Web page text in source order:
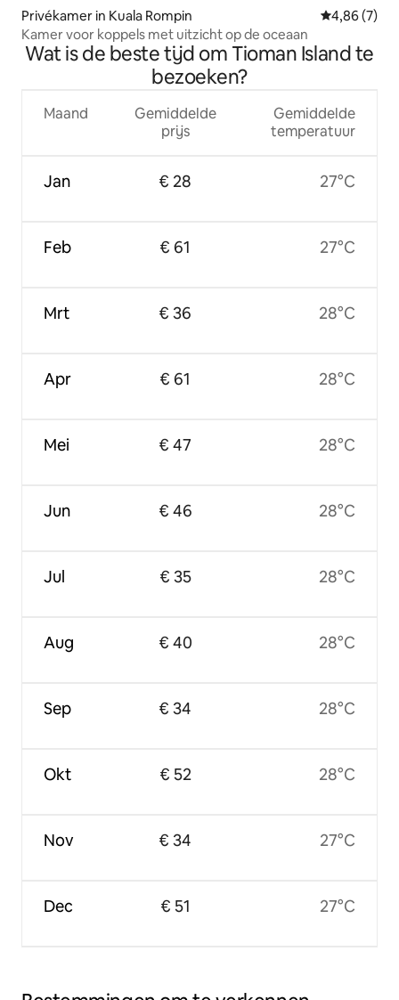
Privékamer in Kuala Rompin Gemiddelde
4,86 (7)
Kamer voor koppels met uitzicht op de oceaan
Wat is de beste tijd om Tioman Island te
bezoeken?
Maand
Jan
Feb
Mrt
Apr
Mei
Jun
Jul
Aug
Sep
Okt
Nov
Dec
Gemiddelde
prijs
€ 28
€ 61
€ 36
€ 61
€ 47
€ 46
€ 35
€ 40
€ 34
€ 52
€ 34
€ 51
Gemiddelde
temperatuur
27°C
27°C
28°C
28°C
28°C
28°C
28°C
28°C
28°C
28°C
27°C
27°C